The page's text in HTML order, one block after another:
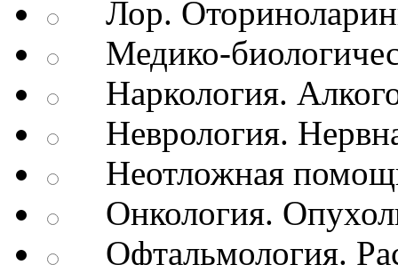
Лор.
Медико-
Наркология.
Неврология.
Неотложная
Онкология.
Офтальмология.